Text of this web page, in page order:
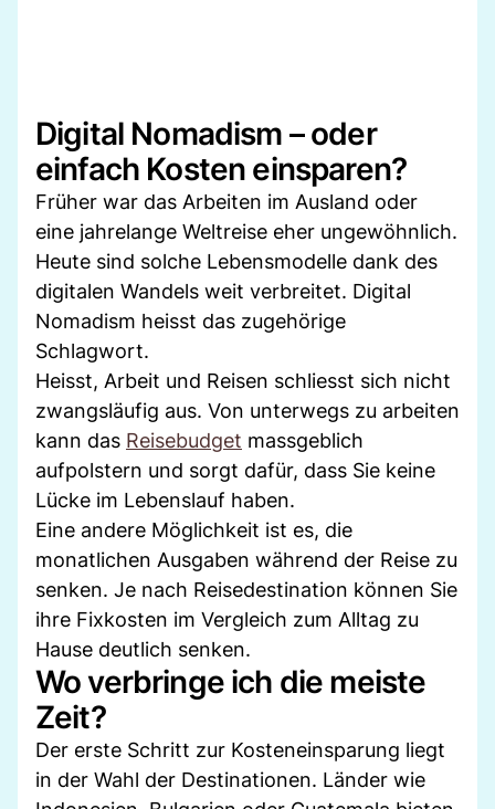
Digital Nomadism – oder
einfach Kosten einsparen?
Früher war das Arbeiten im Ausland oder
eine jahrelange Weltreise eher ungewöhnlich.
Heute sind solche Lebensmodelle dank des
digitalen Wandels weit verbreitet. Digital
Nomadism heisst das zugehörige
Schlagwort.
Heisst, Arbeit und Reisen schliesst sich nicht
zwangsläufig aus. Von unterwegs zu arbeiten
kann das Reisebudget massgeblich
aufpolstern und sorgt dafür, dass Sie keine
Lücke im Lebenslauf haben.
Eine andere Möglichkeit ist es, die
monatlichen Ausgaben während der Reise zu
senken. Je nach Reisedestination können Sie
ihre Fixkosten im Vergleich zum Alltag zu
Hause deutlich senken.
Wo verbringe ich die meiste
Zeit?
Der erste Schritt zur Kosteneinsparung liegt
in der Wahl der Destinationen. Länder wie